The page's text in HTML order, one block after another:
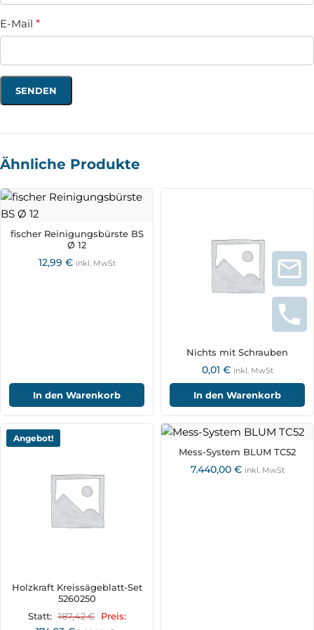
E-Mail *
Ähnliche Produkte
fischer Reinigungsbürste BS
Ø 12
12,99 € inkl. MwSt
In den Warenkorb
Nichts mit Schrauben
0,01 € inkl. MwSt
In den Warenkorb
Angebot!
Holzkraft Kreissägeblatt-Set
5260250
Statt: 187,42€ Preis:
Mess-System BLUM TC52
7.440,00 € inkl. MwSt